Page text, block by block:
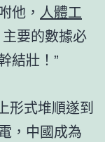
他， 人體工
要的數據必
結壯！”
式堆順遂到
，中國成為